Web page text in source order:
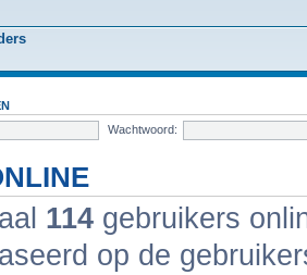
Wachtwoord:
114 gebruikers
op de